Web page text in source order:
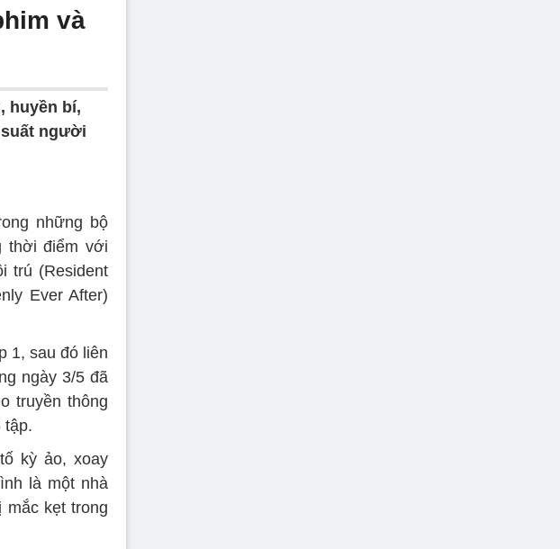
và
huyền bí,
người
những bộ
thời điểm với
trú (Resident
Ever After)
1, sau đó liên
ngày 3/5 đã
truyền thông
tập.
kỳ ảo, xoay
là một nhà
mắc kẹt trong